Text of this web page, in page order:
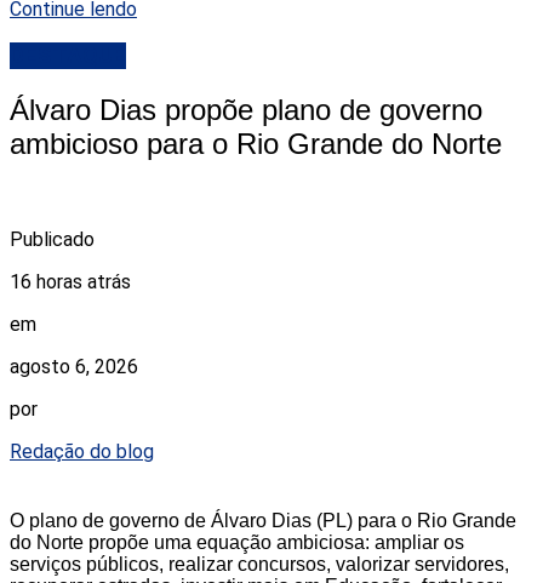
Continue lendo
Álvaro Dias propõe plano de governo
ambicioso para o Rio Grande do Norte
Publicado
16 horas atrás
em
agosto 6, 2026
por
Redação do blog
O plano de governo de Álvaro Dias (PL) para o Rio Grande
do Norte propõe uma equação ambiciosa: ampliar os
serviços públicos, realizar concursos, valorizar servidores,